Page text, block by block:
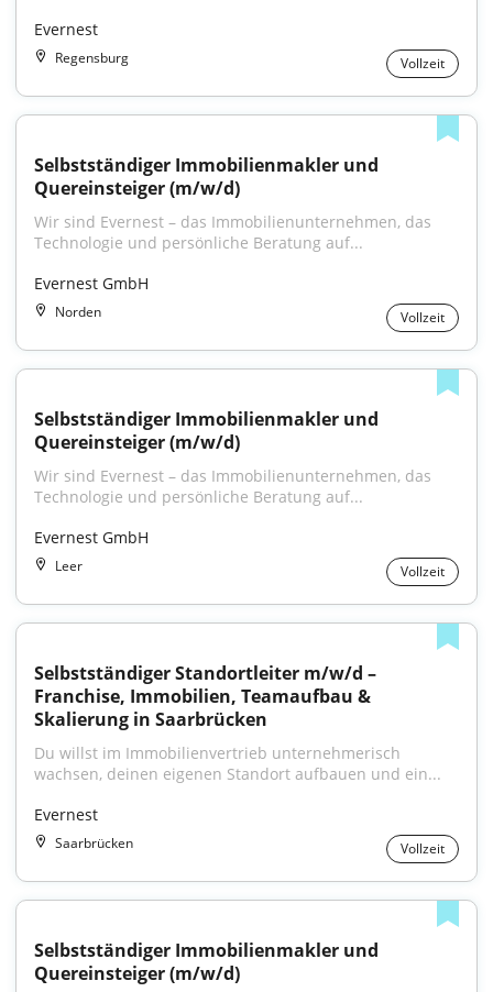
Evernest
Regensburg Vollzeit
Selbstständiger Immobilienmakler und
Quereinsteiger (m/w/d)
Wir sind Evernest – das Immobilienunternehmen, das
Technologie und persönliche Beratung auf...
Evernest GmbH
Norden Vollzeit
Selbstständiger Immobilienmakler und
Quereinsteiger (m/w/d)
Wir sind Evernest – das Immobilienunternehmen, das
Technologie und persönliche Beratung auf...
Evernest GmbH
Leer Vollzeit
Selbstständiger Standortleiter m/w/d –
Franchise, Immobilien, Teamaufbau &
Skalierung in Saarbrücken
Du willst im Immobilienvertrieb unternehmerisch
wachsen, deinen eigenen Standort aufbauen und ein...
Evernest
Saarbrücken Vollzeit
Selbstständiger Immobilienmakler und
Quereinsteiger (m/w/d)